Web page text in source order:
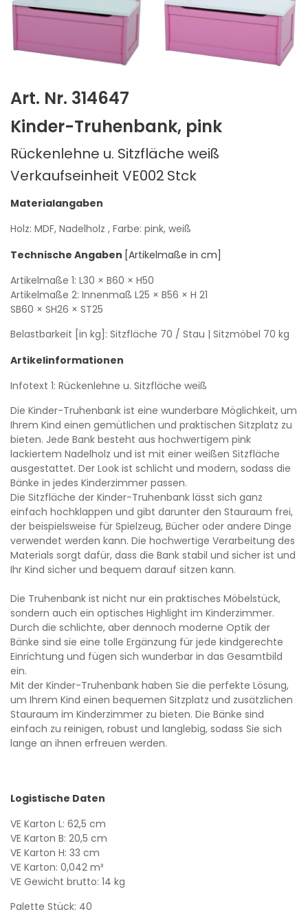
Art. Nr. 314647
Kinder-Truhenbank, pink
Rückenlehne u. Sitzfläche weiß
Verkaufseinheit VE002 Stck
Materialangaben
Holz: MDF, Nadelholz , Farbe: pink, weiß
Technische Angaben [Artikelmaße in cm]
Artikelmaße 1: L30 × B60 × H50
Artikelmaße 2: Innenmaß L25 × B56 × H 21
SB60 × SH26 × ST25
Belastbarkeit [in kg]: Sitzfläche 70 / Stau | Sitzmöbel 70 kg
Artikelinformationen
Infotext 1: Rückenlehne u. Sitzfläche weiß
Die Kinder-Truhenbank ist eine wunderbare Möglichkeit, um
Ihrem Kind einen gemütlichen und praktischen Sitzplatz zu
bieten. Jede Bank besteht aus hochwertigem pink
lackiertem Nadelholz und ist mit einer weißen Sitzfläche
ausgestattet. Der Look ist schlicht und modern, sodass die
Bänke in jedes Kinderzimmer passen.
Die Sitzfläche der Kinder-Truhenbank lässt sich ganz
einfach hochklappen und gibt darunter den Stauraum frei,
der beispielsweise für Spielzeug, Bücher oder andere Dinge
verwendet werden kann. Die hochwertige Verarbeitung des
Materials sorgt dafür, dass die Bank stabil und sicher ist und
Ihr Kind sicher und bequem darauf sitzen kann.
Die Truhenbank ist nicht nur ein praktisches Möbelstück,
sondern auch ein optisches Highlight im Kinderzimmer.
Durch die schlichte, aber dennoch moderne Optik der
Bänke sind sie eine tolle Ergänzung für jede kindgerechte
Einrichtung und fügen sich wunderbar in das Gesamtbild
ein.
Mit der Kinder-Truhenbank haben Sie die perfekte Lösung,
um Ihrem Kind einen bequemen Sitzplatz und zusätzlichen
Stauraum im Kinderzimmer zu bieten. Die Bänke sind
einfach zu reinigen, robust und langlebig, sodass Sie sich
lange an ihnen erfreuen werden.
Logistische Daten
VE Karton L: 62,5 cm
VE Karton B: 20,5 cm
VE Karton H: 33 cm
VE Karton: 0,042 m³
VE Gewicht brutto: 14 kg
Palette Stück: 40